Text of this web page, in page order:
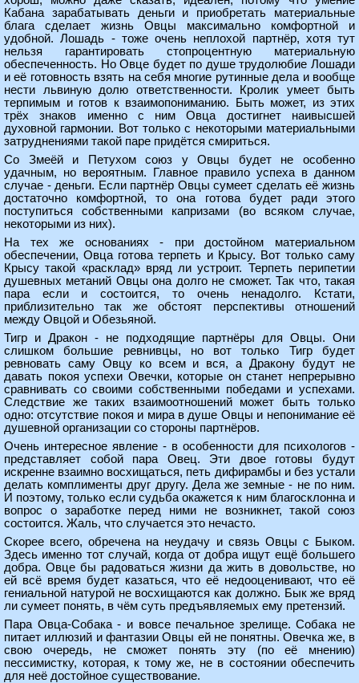
Кабана зарабатывать деньги и приобретать материальные
блага сделает жизнь Овцы максимально комфортной и
удобной. Лошадь - тоже очень неплохой партнёр, хотя тут
нельзя гарантировать стопроцентную материальную
обеспеченность. Но Овце будет по душе трудолюбие Лошади
и её готовность взять на себя многие рутинные дела и вообще
нести львиную долю ответственности. Кролик умеет быть
терпимым и готов к взаимопониманию. Быть может, из этих
трёх знаков именно с ним Овца достигнет наивысшей
духовной гармонии. Вот только с некоторыми материальными
затруднениями такой паре придётся смириться.
Со Змеёй и Петухом союз у Овцы будет не особенно
удачным, но вероятным. Главное правило успеха в данном
случае - деньги. Если партнёр Овцы сумеет сделать её жизнь
достаточно комфортной, то она готова будет ради этого
поступиться собственными капризами (во всяком случае,
некоторыми из них).
На тех же основаниях - при достойном материальном
обеспечении, Овца готова терпеть и Крысу. Вот только саму
Крысу такой «расклад» вряд ли устроит. Терпеть перипетии
душевных метаний Овцы она долго не сможет. Так что, такая
пара если и состоится, то очень ненадолго. Кстати,
приблизительно так же обстоят перспективы отношений
между Овцой и Обезьяной.
Тигр и Дракон - не подходящие партнёры для Овцы. Они
слишком большие ревнивцы, но вот только Тигр будет
ревновать саму Овцу ко всем и вся, а Дракону будут не
давать покоя успехи Овечки, которые он станет непрерывно
сравнивать со своими собственными победами и успехами.
Следствие же таких взаимоотношений может быть только
одно: отсутствие покоя и мира в душе Овцы и непонимание её
душевной организации со стороны партнёров.
Очень интересное явление - в особенности для психологов -
представляет собой пара Овец. Эти двое готовы будут
искренне взаимно восхищаться, петь дифирамбы и без устали
делать комплименты друг другу. Дела же земные - не по ним.
И поэтому, только если судьба окажется к ним благосклонна и
вопрос о заработке перед ними не возникнет, такой союз
состоится. Жаль, что случается это нечасто.
Скорее всего, обречена на неудачу и связь Овцы с Быком.
Здесь именно тот случай, когда от добра ищут ещё большего
добра. Овце бы радоваться жизни да жить в довольстве, но
ей всё время будет казаться, что её недооценивают, что её
гениальной натурой не восхищаются как должно. Бык же вряд
ли сумеет понять, в чём суть предъявляемых ему претензий.
Пара Овца-Собака - и вовсе печальное зрелище. Собака не
питает иллюзий и фантазии Овцы ей не понятны. Овечка же, в
свою очередь, не сможет понять эту (по её мнению)
пессимистку, которая, к тому же, не в состоянии обеспечить
для неё достойное существование.